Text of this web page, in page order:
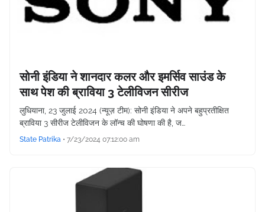
सोनी इंडिया ने शानदार कलर और इमर्सिव साउंड के
साथ पेश की ब्राविया 3 टेलीविजन सीरीज
लुधियाना, 23 जुलाई 2024 (न्यूज़ टीम): सोनी इंडिया ने अपने बहुप्रतीक्षित
ब्राविया 3 सीरीज टेलीविजन के लॉन्च की घोषणा की है, ज…
State Patrika • 7/23/2024 07:12:00 am